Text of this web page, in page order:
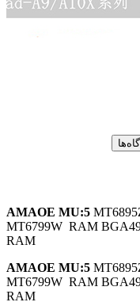
AMAOE MU:5
MT6799W RAM
RAM
AMAOE MU:5
MT6799W RAM
RAM